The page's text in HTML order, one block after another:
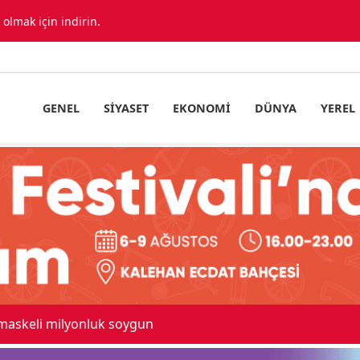
olmak için indirin.
GENEL SIYASET EKONOMI DÜNYA YEREL
araç birbirine girdi